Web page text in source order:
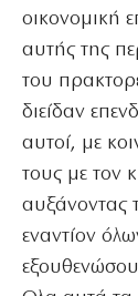
οικονομική
αυτής της
του
διείδαν
αυτοί, με
τους με τον
αυξάνοντας
εναντίον